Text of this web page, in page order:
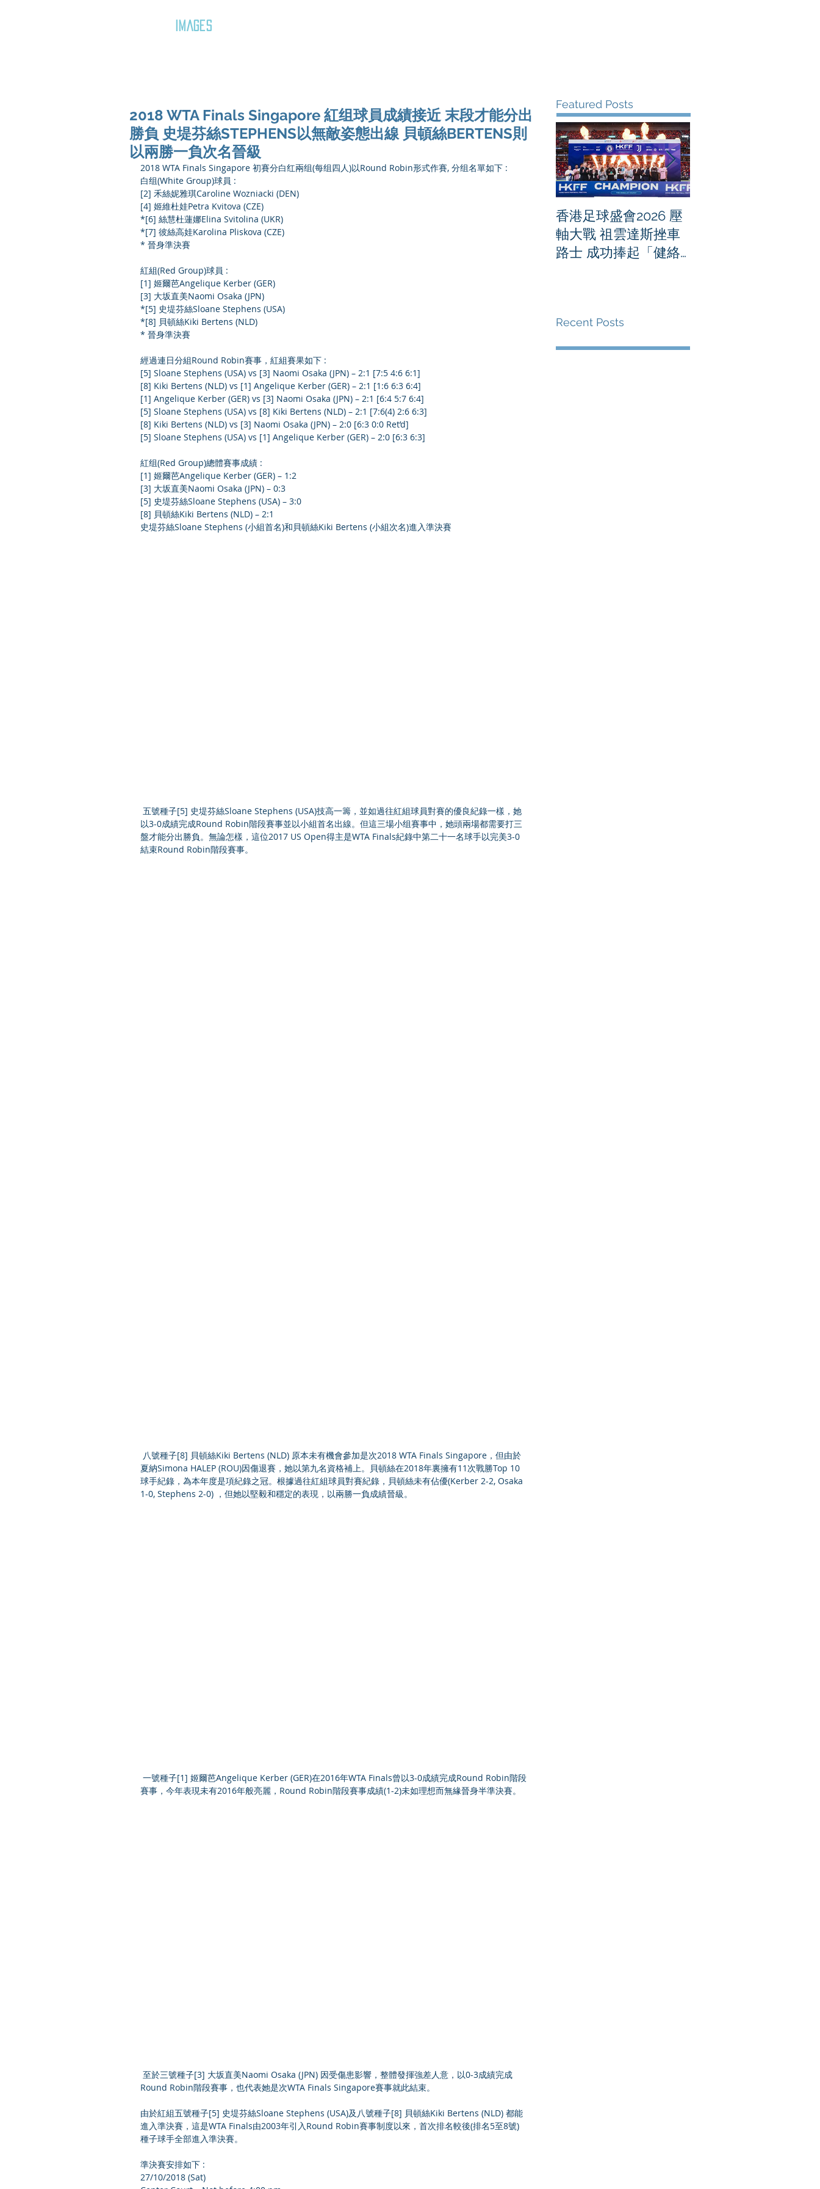
IMAGES
2018 WTA Finals Singapore 紅组球員成績接近 末段才能分出
勝負 史堤芬絲STEPHENS以無敵姿態出線 貝頓絲BERTENS則
以兩勝一負次名晉級
2018 WTA Finals Singapore 初賽分白红兩组(每组四人)以Round Robin形式作賽, 分组名單如下 :
白组(White Group)球員 :
[2] 禾絲妮雅琪Caroline Wozniacki (DEN)
[4] 姬維杜娃Petra Kvitova (CZE)
*[6] 絲慧杜蓮娜Elina Svitolina (UKR)
*[7] 彼絲高娃Karolina Pliskova (CZE)
* 晉身準決賽
紅組(Red Group)球員 :
[1] 姬爾芭Angelique Kerber (GER)
[3] 大坂直美Naomi Osaka (JPN)
*[5] 史堤芬絲Sloane Stephens (USA)
*[8] 貝頓絲Kiki Bertens (NLD)
* 晉身準決賽
經過連日分組Round Robin賽事，紅組賽果如下 :
[5] Sloane Stephens (USA) vs [3] Naomi Osaka (JPN) – 2:1 [7:5 4:6 6:1]
[8] Kiki Bertens (NLD) vs [1] Angelique Kerber (GER) – 2:1 [1:6 6:3 6:4]
[1] Angelique Kerber (GER) vs [3] Naomi Osaka (JPN) – 2:1 [6:4 5:7 6:4]
[5] Sloane Stephens (USA) vs [8] Kiki Bertens (NLD) – 2:1 [7:6(4) 2:6 6:3]
[8] Kiki Bertens (NLD) vs [3] Naomi Osaka (JPN) – 2:0 [6:3 0:0 Ret’d]
[5] Sloane Stephens (USA) vs [1] Angelique Kerber (GER) – 2:0 [6:3 6:3]
紅组(Red Group)總體賽事成績 :
[1] 姬爾芭Angelique Kerber (GER) – 1:2
[3] 大坂直美Naomi Osaka (JPN) – 0:3
[5] 史堤芬絲Sloane Stephens (USA) – 3:0
[8] 貝頓絲Kiki Bertens (NLD) – 2:1
史堤芬絲Sloane Stephens (小組首名)和貝頓絲Kiki Bertens (小組次名)進入準決賽
以3-0成績完成Round Robin階段賽事並以小組首名出線。但這三場小组賽事中，她頭兩場都需要打三
盤才能分出勝負。無論怎樣，這位2017 US Open得主是WTA Finals紀錄中第二十一名球手以完美3-0
結束Round Robin階段賽事。
夏納Simona HALEP (ROU)因傷退賽，她以第九名資格補上。貝頓絲在2018年裏擁有11次戰勝Top 10
球手紀錄，為本年度是項紀錄之冠。根據過往紅組球員對賽紀錄，貝頓絲未有佔優(Kerber 2-2, Osaka
1-0, Stephens 2-0) ，但她以堅毅和穩定的表現，以兩勝一負成績晉級。
賽事，今年表現未有2016年般亮麗，Round Robin階段賽事成績(1-2)未如理想而無緣晉身半準決賽。
Round Robin階段賽事，也代表她是次WTA Finals Singapore賽事就此結束。
由於紅組五號種子[5] 史堤芬絲Sloane Stephens (USA)及八號種子[8] 貝頓絲Kiki Bertens (NLD) 都能
進入準決賽，這是WTA Finals由2003年引入Round Robin賽事制度以來，首次排名較後(排名5至8號)
種子球手全部進入準決賽。
準決賽安排如下 :
27/10/2018 (Sat)
Featured Posts
香港足球盛會2026 壓
軸大戰 祖雲達斯挫車
路士 成功捧起「健絡
Recent Posts